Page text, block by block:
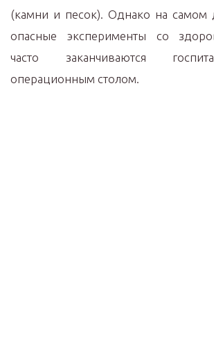
(камни и песок). Однако на самом
опасные эксперименты со
часто заканчиваются
операционным столом.